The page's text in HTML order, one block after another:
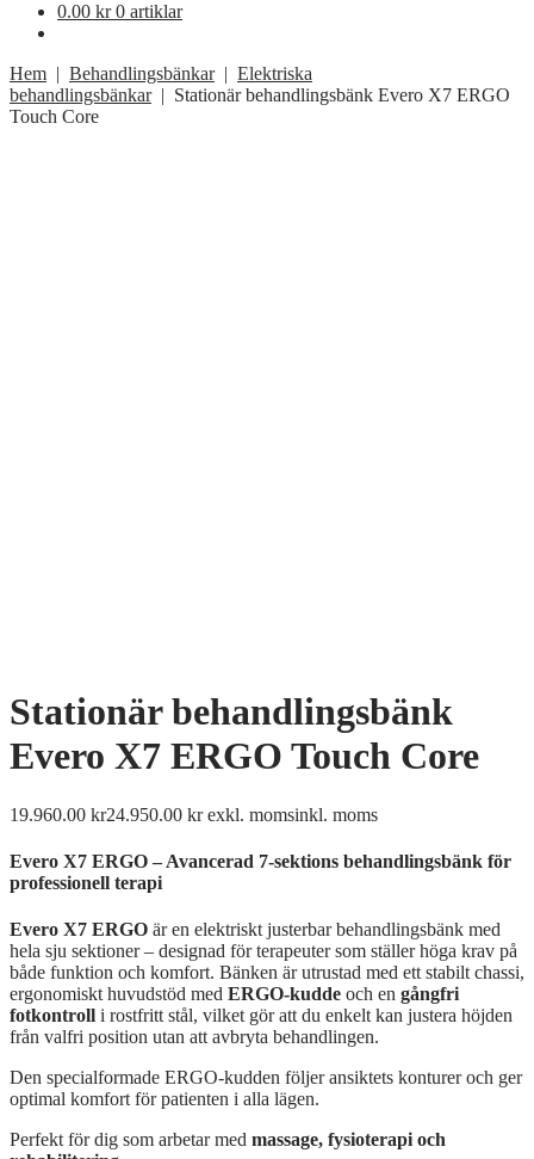
0.00 kr 0 artiklar
Hem | Behandlingsbänkar| Elektriska
behandlingsbänkar| Stationär behandlingsbänk Evero X7 ERGO
Touch Core
Stationär behandlingsbänk
Evero X7 ERGO Touch Core
19.960.00 kr24.950.00 kr exkl. momsinkl. moms
Evero X7 ERGO – Avancerad 7-sektions behandlingsbänk för
professionell terapi
Evero X7 ERGO är en elektriskt justerbar behandlingsbänk med
hela sju sektioner – designad för terapeuter som ställer höga krav på
både funktion och komfort. Bänken är utrustad med ett stabilt chassi,
ergonomiskt huvudstöd med ERGO-kudde och en gångfri
fotkontroll i rostfritt stål, vilket gör att du enkelt kan justera höjden
från valfri position utan att avbryta behandlingen.
Den specialformade ERGO-kudden följer ansiktets konturer och ger
optimal komfort för patienten i alla lägen.
Perfekt för dig som arbetar med massage, fysioterapi och